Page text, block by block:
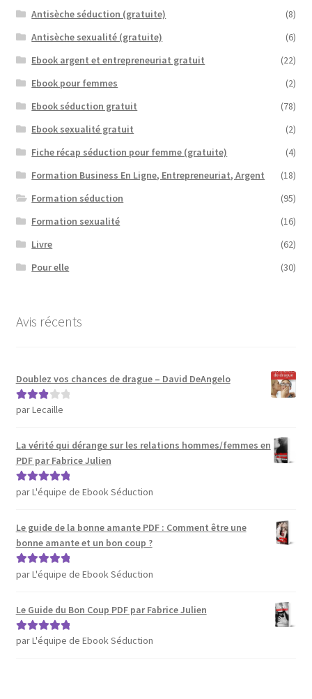
Antisèche séduction (gratuite)
(8)
Antisèche sexualité (gratuite)
(6)
Ebook argent et entrepreneuriat gratuit
(22)
Ebook pour femmes
(2)
Ebook séduction gratuit
(78)
Ebook sexualité gratuit
(2)
Fiche récap séduction pour femme (gratuite)
(4)
Formation Business En Ligne, Entrepreneuriat, Argent
(18)
Formation séduction
(95)
Formation sexualité
(16)
Livre
(62)
Pour elle
(30)
Avis récents
Doublez vos chances de drague – David DeAngelo
Note3
par Lecaille
La vérité qui dérange sur les relations hommes/femmes en
PDF par Fabrice Julien
Note5sur 5
par L'équipe de Ebook Séduction
Le guide de la bonne amante PDF : Comment être une
bonne amante et un bon coup ?
Note5sur 5
par L'équipe de Ebook Séduction
Le Guide du Bon Coup PDF par Fabrice Julien
Note5sur 5
par L'équipe de Ebook Séduction